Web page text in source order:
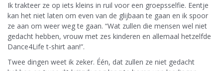
Ik trakteer ze op iets kleins in ruil voor een groepsselfie. Eentje
kan het niet laten om even van de glijbaan te gaan en ik spoor
ze aan om weer weg te gaan. “Wat zullen die mensen wel niet
gedacht hebben, vrouw met zes kinderen en allemaal hetzelfde
Dance4Life t-shirt aan!”.
Twee dingen weet ik zeker. Één, dat zullen ze niet gedacht